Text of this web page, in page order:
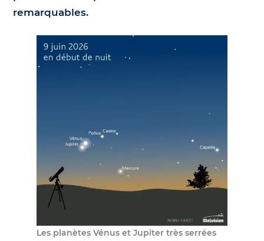
Le coin des enfants
remarquables.
Les planètes Vénus et Jupiter très serrées